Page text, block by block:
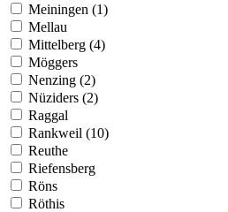
Meiningen (1)
Mellau
Mittelberg (4)
Möggers
Nenzing (2)
Nüziders (2)
Raggal
Rankweil (10)
Reuthe
Riefensberg
Röns
Röthis